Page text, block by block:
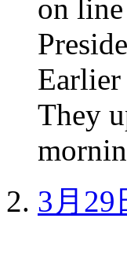
on line
They
3月